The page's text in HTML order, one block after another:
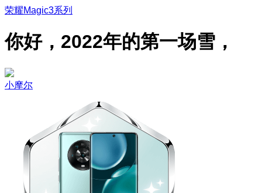
荣耀Magic3系列
你好，2022年的第一场雪，
小摩尔